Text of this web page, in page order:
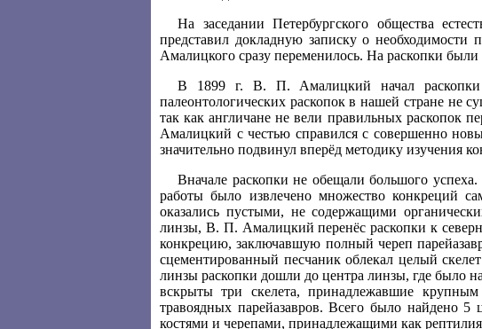
На заседании Петербургского общества
представил докладную записку о
Амалицкого сразу переменилось. На раскопки
В 1899 г. В. П. Амалицкий начал
палеонтологических раскопок в нашей стране не
так как англичане не вели правильных раскопок
Амалицкий с честью справился с совершенно
значительно подвинул вперёд методику изучения
Вначале раскопки не обещали большого
работы было извлечено множество конкреций
оказались пустыми, не содержащими
линзы, В. П. Амалицкий перенёс раскопки к
конкрецию, заключавшую полный череп
сцементированный песчаник облекал целый
линзы раскопки дошли до центра линзы, где было
вскрыты три скелета, принадлежавшие
травоядных парейазавров. Всего было найдено
костями и черепами, принадлежащими как